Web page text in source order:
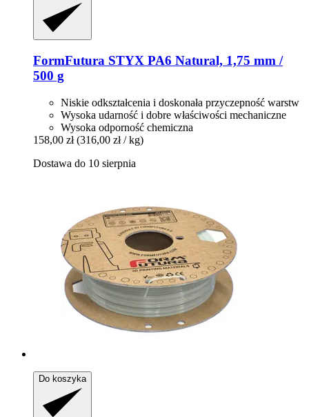
FormFutura STYX PA6 Natural, 1,75 mm /
500 g
Niskie odkształcenia i doskonała przyczepność warstw
Wysoka udarność i dobre właściwości mechaniczne
Wysoka odporność chemiczna
158,00 zł (316,00 zł / kg)
Dostawa do 10 sierpnia
Do koszyka